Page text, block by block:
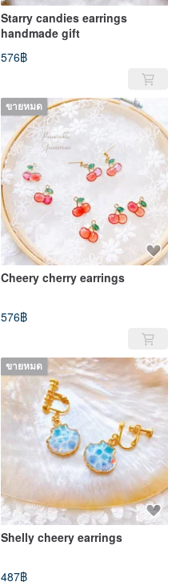
Starry candies earrings
handmade gift
576฿
ขายหมด
Cheery cherry earrings
576฿
ขายหมด
Shelly cheery earrings
487฿